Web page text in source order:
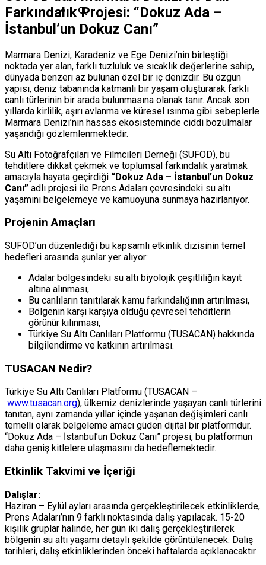
Farkındalık Projesi: “Dokuz Ada –
İstanbul’un Dokuz Canı”
Marmara Denizi, Karadeniz ve Ege Denizi’nin birleştiği
noktada yer alan, farklı tuzluluk ve sıcaklık değerlerine sahip,
dünyada benzeri az bulunan özel bir iç denizdir. Bu özgün
yapısı, deniz tabanında katmanlı bir yaşam oluşturarak farklı
canlı türlerinin bir arada bulunmasına olanak tanır. Ancak son
yıllarda kirlilik, aşırı avlanma ve küresel ısınma gibi sebeplerle
Marmara Denizi’nin hassas ekosisteminde ciddi bozulmalar
yaşandığı gözlemlenmektedir.
Su Altı Fotoğrafçıları ve Filmcileri Derneği (SUFOD), bu
tehditlere dikkat çekmek ve toplumsal farkındalık yaratmak
amacıyla hayata geçirdiği “Dokuz Ada – İstanbul’un Dokuz
Canı” adlı projesi ile Prens Adaları çevresindeki su altı
yaşamını belgelemeye ve kamuoyuna sunmaya hazırlanıyor.
Projenin Amaçları
SUFOD’un düzenlediği bu kapsamlı etkinlik dizisinin temel
hedefleri arasında şunlar yer alıyor:
Adalar bölgesindeki su altı biyolojik çeşitliliğin kayıt
altına alınması,
Bu canlıların tanıtılarak kamu farkındalığının artırılması,
Bölgenin karşı karşıya olduğu çevresel tehditlerin
görünür kılınması,
Türkiye Su Altı Canlıları Platformu (TUSACAN) hakkında
bilgilendirme ve katkının artırılması.
TUSACAN Nedir?
Türkiye Su Altı Canlıları Platformu (TUSACAN –
www.tusacan.org), ülkemiz denizlerinde yaşayan canlı türlerini
tanıtan, aynı zamanda yıllar içinde yaşanan değişimleri canlı
temelli olarak belgeleme amacı güden dijital bir platformdur.
“Dokuz Ada – İstanbul’un Dokuz Canı” projesi, bu platformun
daha geniş kitlelere ulaşmasını da hedeflemektedir.
Etkinlik Takvimi ve İçeriği
Dalışlar:
Haziran – Eylül ayları arasında gerçekleştirilecek etkinliklerde,
Prens Adaları’nın 9 farklı noktasında dalış yapılacak. 15-20
kişilik gruplar halinde, her gün iki dalış gerçekleştirilerek
bölgenin su altı yaşamı detaylı şekilde görüntülenecek. Dalış
tarihleri, dalış etkinliklerinden önceki haftalarda açıklanacaktır.